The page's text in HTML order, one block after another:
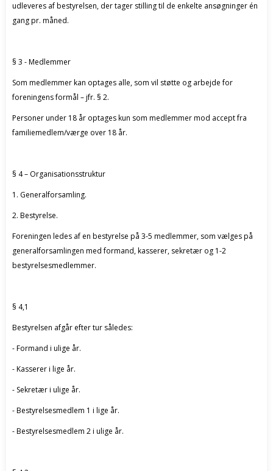
udleveres af bestyrelsen, der tager stilling til de enkelte ansøgninger én
gang pr. måned.
§ 3 - Medlemmer
Som medlemmer kan optages alle, som vil støtte og arbejde for
foreningens formål – jfr. § 2.
Personer under 18 år optages kun som medlemmer mod accept fra
familiemedlem/værge over 18 år.
§ 4 – Organisationsstruktur
1. Generalforsamling.
2. Bestyrelse.
Foreningen ledes af en bestyrelse på 3-5 medlemmer, som vælges på
generalforsamlingen med formand, kasserer, sekretær og 1-2
bestyrelsesmedlemmer.
§ 4,1
Bestyrelsen afgår efter tur således:
- Formand i ulige år.
- Kasserer i lige år.
- Sekretær i ulige år.
- Bestyrelsesmedlem 1 i lige år.
- Bestyrelsesmedlem 2 i ulige år.